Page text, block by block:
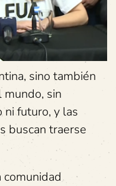
sino también
mundo, sin
ni futuro, y las
buscan traerse